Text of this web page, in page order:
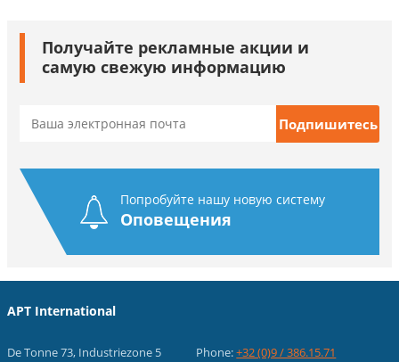
Получайте рекламные акции и
самую свежую информацию
Попробуйте нашу новую систему
Оповещения
APT International
De Tonne 73, Industriezone 5
Phone:+32 (0)9 / 386.15.71